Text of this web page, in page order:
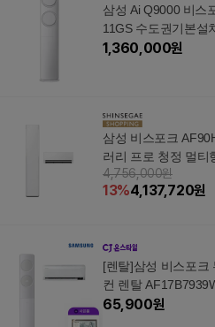
삼성 Ai Q9000 비스
11GS 수도권기본설
1,360,000원
삼성 비스포크
러리 프로 청정 멀티
4,756,000원
13%4,137,720원
[렌탈]삼성 비스포크
컨 렌탈
65,900원